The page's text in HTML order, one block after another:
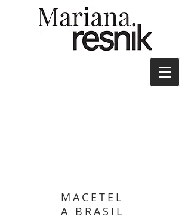
MACETEL
A BRASIL